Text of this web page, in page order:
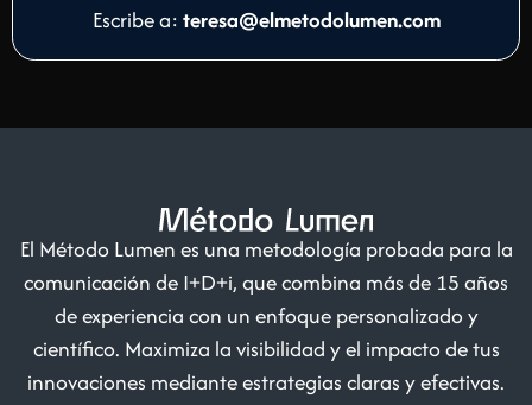
Escribe a: teresa@elmetodolumen.com
El Método Lumen es una metodología probada para la
comunicación de I+D+i, que combina más de 15 años
de experiencia con un enfoque personalizado y
científico. Maximiza la visibilidad y el impacto de tus
innovaciones mediante estrategias claras y efectivas.